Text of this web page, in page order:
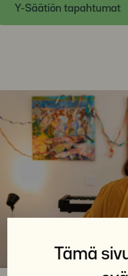
Tämä
Y-Säätiön tapahtumat